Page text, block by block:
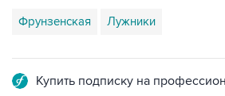
Подписаться на рассылку